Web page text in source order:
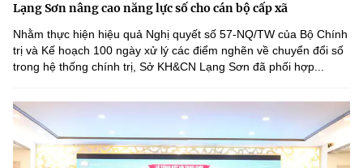
Lạng Sơn nâng cao năng lực số cho cán bộ cấp xã
Nhằm thực hiện hiệu quả Nghị quyết số 57-NQ/TW của Bộ Chính
trị và Kế hoạch 100 ngày xử lý các điểm nghẽn về chuyển đổi số
trong hệ thống chính trị, Sở KH&CN Lạng Sơn đã phối hợp...